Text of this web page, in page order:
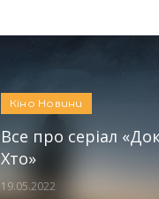
Кіно Новини
Все про серіал
Хто»
19.05.2022